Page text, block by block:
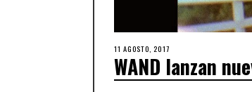
11 AGOSTO, 2017
WAND lanzan